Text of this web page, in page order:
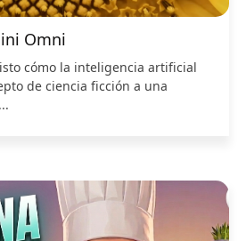
Omni
cómo la inteligencia artificial
de ciencia ficción a una